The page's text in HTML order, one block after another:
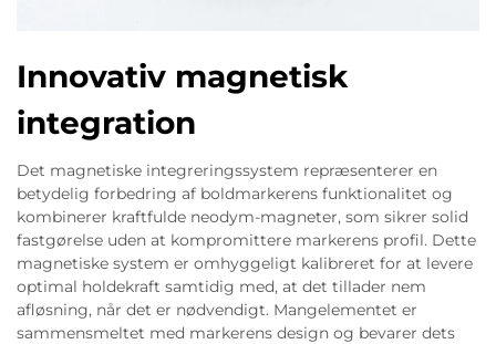
Innovativ magnetisk
integration
Det magnetiske integreringssystem repræsenterer en
betydelig forbedring af boldmarkerens funktionalitet og
kombinerer kraftfulde neodym-magneter, som sikrer solid
fastgørelse uden at kompromittere markerens profil. Dette
magnetiske system er omhyggeligt kalibreret for at levere
optimal holdekraft samtidig med, at det tillader nem
afløsning, når det er nødvendigt. Mangelementet er
sammensmeltet med markerens design og bevarer dets